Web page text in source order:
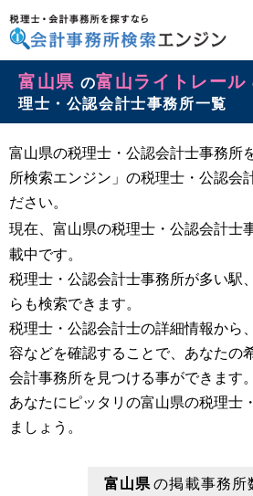
税理士・会計事務所を探すなら 会計
事務所検索エンジン
富山県 の富山ライトレール
理士・公認会計士事務所一覧
富山県の税理士・公認会計士事務所
所検索エンジン」の税理士・公認会
ださい。
現在、富山県の税理士・公認会計士
載中です。
税理士・公認会計士事務所が多い駅
らも検索できます。
税理士・公認会計士の詳細情報から
容などを確認することで、あなたの
会計事務所を見つける事ができます。
あなたにピッタリの富山県の税理士
ましょう。
富山県の掲載事務所